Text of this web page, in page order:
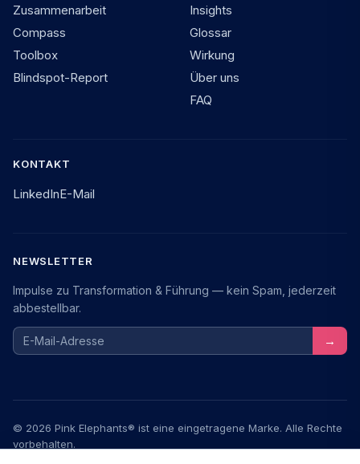
Zusammenarbeit
Compass
Toolbox
Blindspot-Report
Insights
Glossar
Wirkung
Über uns
FAQ
KONTAKT
LinkedInE-Mail
NEWSLETTER
Impulse zu Transformation & Führung — kein Spam, jederzeit
abbestellbar.
E-Mail-Adresse →
© 2026 Pink Elephants® ist eine eingetragene Marke. Alle Rechte
vorbehalten.